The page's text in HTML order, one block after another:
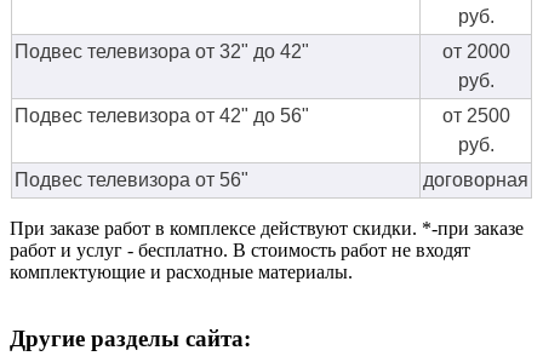
руб.
Подвес телевизора от 32" до 42"
от 2000
руб.
Подвес телевизора от 42" до 56"
от 2500
руб.
Подвес телевизора от 56"
договорная
При заказе работ в комплексе действуют скидки. *-при заказе
работ и услуг - бесплатно. В стоимость работ не входят
комплектующие и расходные материалы.
Другие разделы сайта: